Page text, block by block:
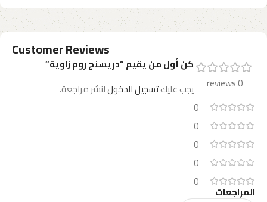
Customer Reviews
0 reviews
0
0
0
0
0
المراجعات
كن أول من يقيم “دريسنج روم زاوية”
يجب عليكتسجيل الدخوللنشر مراجعة.